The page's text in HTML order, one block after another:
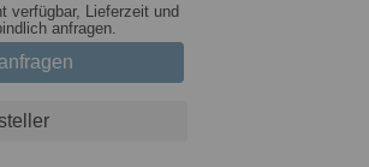
verfügbar, Lieferzeit und
anfragen.